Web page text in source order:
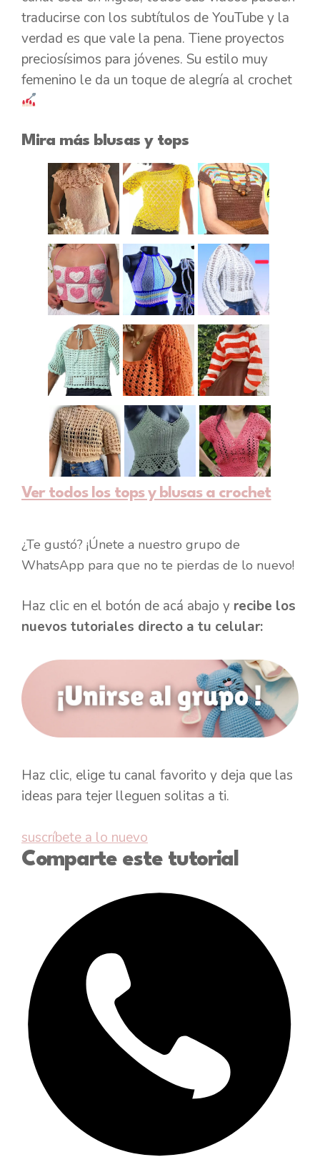
traducirse con los subtítulos de YouTube y la
verdad es que vale la pena. Tiene proyectos
preciosísimos para jóvenes. Su estilo muy
femenino le da un toque de alegría al crochet
Mira más blusas y tops
Ver todos los tops y blusas a crochet
¿Te gustó? ¡Únete a nuestro grupo de
WhatsApp para que no te pierdas de lo nuevo!
Haz clic en el botón de acá abajo y recibe los
nuevos tutoriales directo a tu celular:
Haz clic, elige tu canal favorito y deja que las
ideas para tejer lleguen solitas a ti.
suscríbete a lo nuevo
Comparte este tutorial